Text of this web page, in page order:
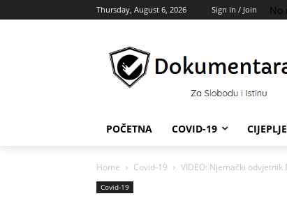
Thursday, August 6, 2026 Sign in / Join No
POČETNA COVID-19
Home Covid-19 VIDEO: Njemački
Covid-19